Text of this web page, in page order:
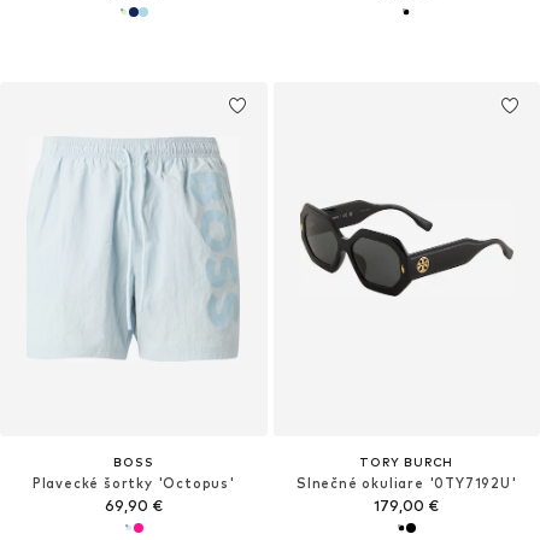
BOSS
Plavecké šortky 'Octopus'
69,90 €
TORY BURCH
Slnečné okuliare '0TY7192U'
179,00 €